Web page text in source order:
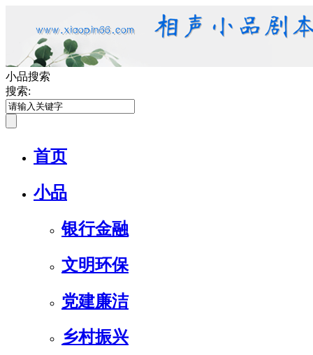
小品搜索
搜索:
首页
小品
银行金融
文明环保
党建廉洁
乡村振兴